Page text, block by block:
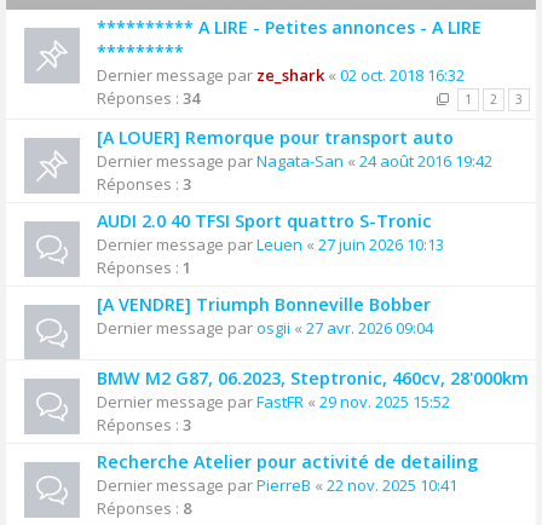
********** A LIRE - Petites annonces - A LIRE
*********
Dernier message par ze_shark« 02 oct. 2018 16:32
Réponses : 34 1 2 3
[A LOUER] Remorque pour transport auto
Dernier message parNagata-San « 24 août 2016 19:42
Réponses : 3
AUDI 2.0 40 TFSI Sport quattro S-Tronic
Dernier message parLeuen « 27 juin 2026 10:13
Réponses : 1
[A VENDRE] Triumph Bonneville Bobber
Dernier message parosgii « 27 avr. 2026 09:04
BMW M2 G87, 06.2023, Steptronic, 460cv, 28'000km
Dernier message parFastFR « 29 nov. 2025 15:52
Réponses : 3
Recherche Atelier pour activité de detailing
Dernier message parPierreB « 22 nov. 2025 10:41
Réponses : 8